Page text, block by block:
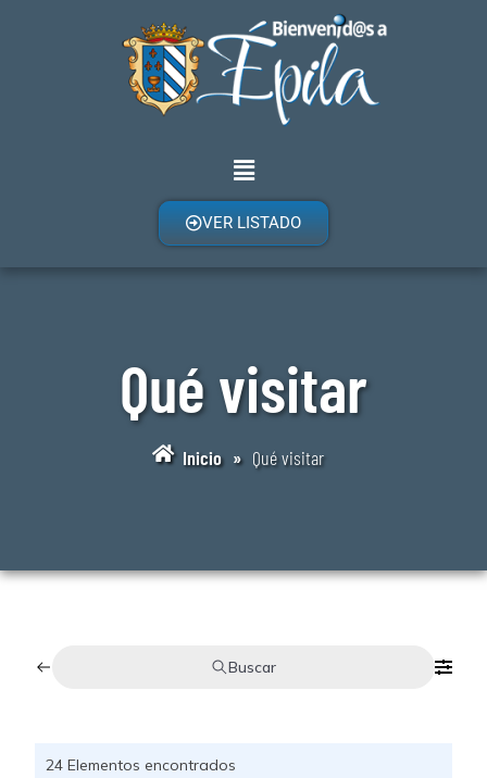
VER LISTADO
Qué visitar
Inicio » Qué visitar
Buscar
24 Elementos encontrados